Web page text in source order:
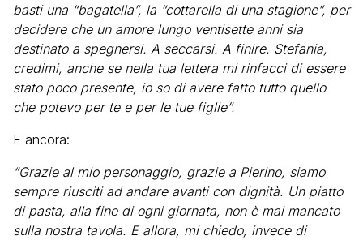
basti una “bagatella”, la “cottarella di una stagione”, per
decidere che un amore lungo ventisette anni sia
destinato a spegnersi. A seccarsi. A finire. Stefania,
credimi, anche se nella tua lettera mi rinfacci di essere
stato poco presente, io so di avere fatto tutto quello
che potevo per te e per le tue figlie”.
E ancora:
“Grazie al mio personaggio, grazie a Pierino, siamo
sempre riusciti ad andare avanti con dignità. Un piatto
di pasta, alla fine di ogni giornata, non è mai mancato
sulla nostra tavola. E allora, mi chiedo, invece di